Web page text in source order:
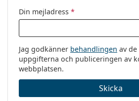
Din mejladress *
Jag godkänner behandlingen av
uppgifterna och publiceringen av
webbplatsen.
Skicka